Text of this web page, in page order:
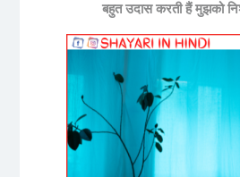
बहुतउदासकरती हैं मुझको